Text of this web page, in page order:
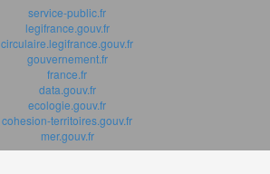
service-public.fr
legifrance.gouv.fr
circulaire.legifrance.gouv.fr
gouvernement.fr
france.fr
data.gouv.fr
ecologie.gouv.fr
cohesion-territoires.gouv.fr
mer.gouv.fr